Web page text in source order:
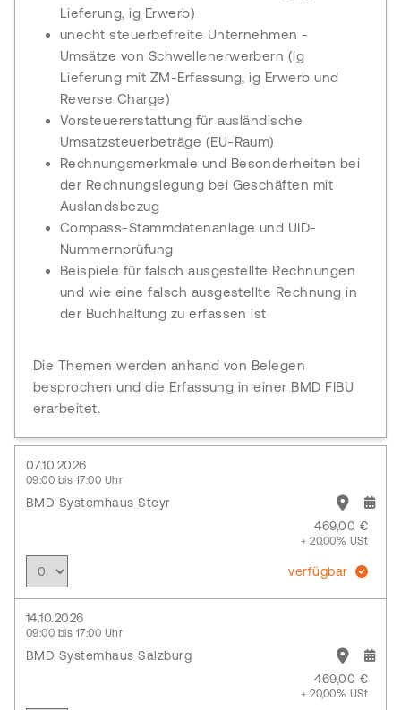
Lieferung, ig Erwerb)
unecht steuerbefreite Unternehmen -
Umsätze von Schwellenerwerbern (ig
Lieferung mit ZM-Erfassung, ig Erwerb und
Reverse Charge)
Vorsteuererstattung für ausländische
Umsatzsteuerbeträge (EU-Raum)
Rechnungsmerkmale und Besonderheiten bei
der Rechnungslegung bei Geschäften mit
Auslandsbezug
Compass-Stammdatenanlage und UID-
Nummernprüfung
Beispiele für falsch ausgestellte Rechnungen
und wie eine falsch ausgestellte Rechnung in
der Buchhaltung zu erfassen ist
Die Themen werden anhand von Belegen
besprochen und die Erfassung in einer BMD FIBU
erarbeitet.
07.10.2026
09:00 bis 17:00 Uhr
BMD Systemhaus Steyr
469,00 €
+ 20,00% USt
verfügbar
14.10.2026
09:00 bis 17:00 Uhr
BMD Systemhaus Salzburg
469,00 €
+ 20,00% USt